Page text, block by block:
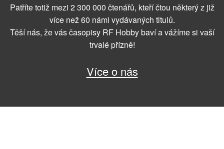
Patříte totiž mezi 2 300 000 čtenářů, kteří čtou některý z již
více než 60 námi vydávaných titulů.
Těší nás, že vás časopisy RF Hobby baví a vážíme si vaší
trvalé přízně!
Více o nás